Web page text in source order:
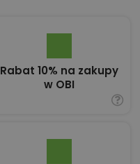
Rabat 10% na zakupy
w OBI